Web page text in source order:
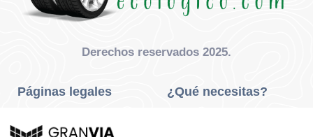
Derechos reservados 2025.
Páginas legales
Privacidad Y Cookies
¿Qué necesitas?